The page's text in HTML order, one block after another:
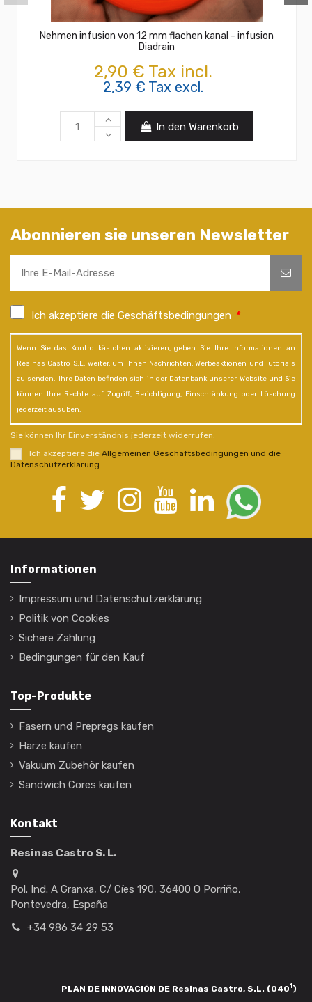
Nehmen infusion von 12 mm flachen kanal - infusion
Diadrain
2,90 € Tax incl.
2,39 € Tax excl.
In den Warenkorb
Abonnieren sie unseren Newsletter
Ich akzeptiere die Geschäftsbedingungen *
Wenn Sie das Kontrollkästchen aktivieren, geben Sie Ihre Informationen an
Resinas Castro S.L. weiter, um Ihnen Nachrichten, Werbeaktionen und Tutorials
zu senden. Ihre Daten befinden sich in der Datenbank unserer Website und Sie
können Ihre Rechte auf Zugriff, Berichtigung, Einschränkung oder Löschung
jederzeit ausüben.
Sie können Ihr Einverständnis jederzeit widerrufen.
Ich akzeptiere die Allgemeinen Geschäftsbedingungen und die
Datenschutzerklärung.
Informationen
Impressum und Datenschutzerklärung
Politik von Cookies
Sichere Zahlung
Bedingungen für den Kauf
Top-Produkte
Fasern und Prepregs kaufen
Harze kaufen
Vakuum Zubehör kaufen
Sandwich Cores kaufen
Kontakt
Resinas Castro S. L.
Pol. Ind. A Granxa, C/ Cíes 190, 36400 O Porriño,
Pontevedra, España
+34 986 34 29 53
PLAN DE INNOVACIÓN DE Resinas Castro, S.L. (0401)